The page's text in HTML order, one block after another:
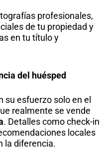
profesionales,
de tu propiedad y
en tu título y
del huésped
su esfuerzo solo en el
realmente se vende
. Detalles como check-in
locales
la diferencia.